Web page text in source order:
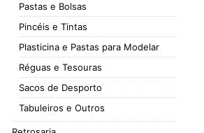
Pastas e Bolsas
Pincéis e Tintas
Plasticina e Pastas para Modelar
Réguas e Tesouras
Sacos de Desporto
Tabuleiros e Outros